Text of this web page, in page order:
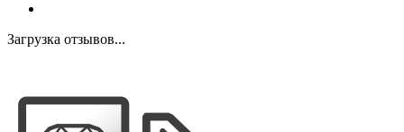
Загрузка отзывов...